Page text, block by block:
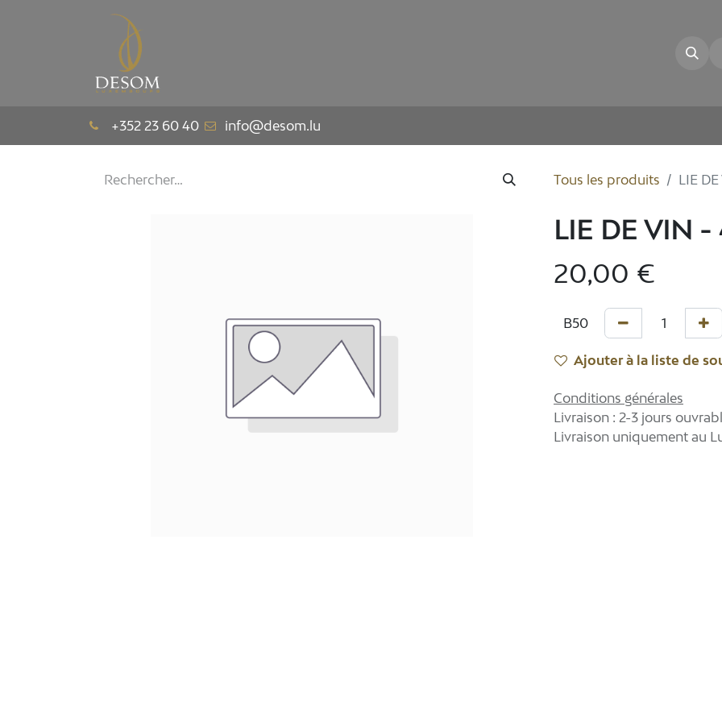
+352 23 60 40 info@desom.lu
Tous les produits LIE
LIE DE VIN -
20,00 €
Ajouter à la liste de
Conditions générales
Livraison : 2-3 jours
Livraison uniquement au